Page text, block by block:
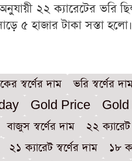
অনুযায়ী ২২ ক্যারেটের
৫ হাজার টাকা সস্তা হলো।
স্বর্ণের দাম ভরি স্বর্ণের
Gold Price
বাজুস স্বর্ণের দাম ২২ ক্যারেট
২১ ক্যারেট স্বর্ণের দাম ১৮